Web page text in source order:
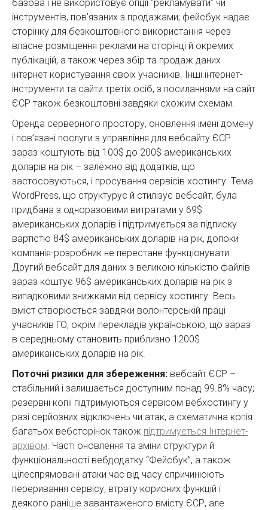
базова і не використовує опції “рекламувати” чи
інструментів, пов’язаних з продажами; фейсбук надає
сторінку для безкоштовного використання через
власне розміщення реклами на сторінці й окремих
публікацій, а також через збір та продаж даних
інтернет користування своїх учасників. Інші інтернет-
інструменти та сайти третіх осіб, з посиланнями на сайт
ЄСР також безкоштовні завдяки схожим схемам.
Оренда серверного простору, оновлення імені домену
і пов’язані послуги з управління для вебсайту ЄСР
зараз коштують від 100$ до 200$ американських
доларів на рік – залежно від додатків, що
застосовуються, і просування сервісів хостингу. Тема
WordPress, що структурує й стилізує вебсайт, була
придбана з одноразовими витратами у 69$
американських доларів і підтримується за підписку
вартістю 84$ американських доларів на рік, допоки
компанія-розробник не перестане функціонувати.
Другий вебсайт для даних з великою кількістю файлів
зараз коштує 96$ американських доларів на рік з
випадковими знижками від сервісу хостингу. Весь
вміст створюється завдяки волонтерській праці
учасників ГО, окрім перекладів українською, що зараз
в середньому становить приблизно 1200$
американських доларів на рік.
Поточні ризики для збереження: вебсайт ЄСР –
стабільний і залишається доступним понад 99.8% часу;
резервні копії підтримуються сервісом вебхостингу у
разі серйозних відключень чи атак, а схематична копія
багатьох вебсторінок також підтримується Інтернет-
архівом. Часті оновлення та зміни структури й
функціональності вебдодатку “Фейсбук”, а також
цілеспрямовані атаки час від часу спричинюють
переривання сервісу, втрату корисних функцій і
деякого раніше завантаженого вмісту ЄСР, але